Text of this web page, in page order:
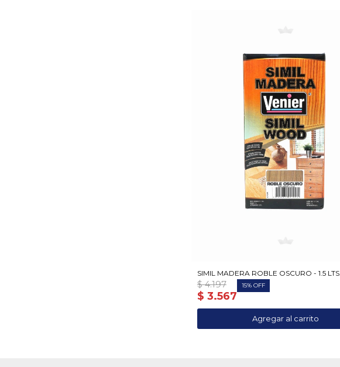
SIMIL MADERA ROBLE OSCURO - 1.5 LTS.
$ 3.567
$ 4.197 15